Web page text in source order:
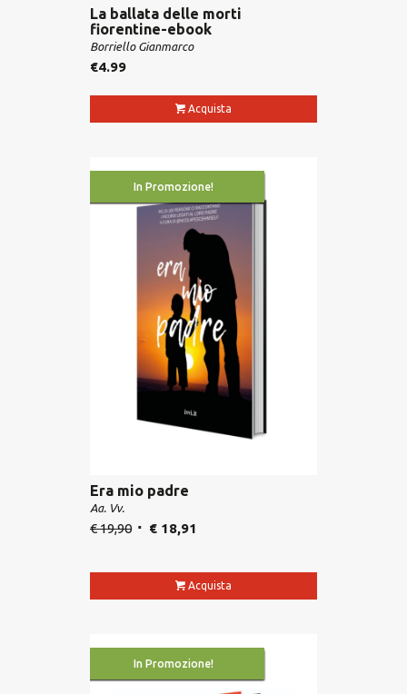
La ballata delle morti
fiorentine-ebook
Borriello Gianmarco
€4.99
Acquista
In Promozione!
Era mio padre
Aa. Vv.
€19,90 €18,91
Acquista
In Promozione!